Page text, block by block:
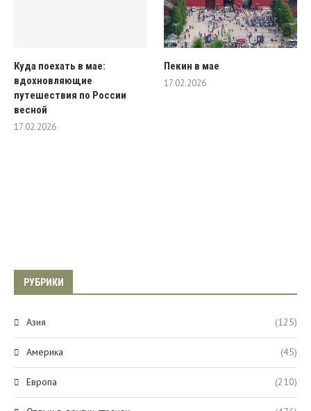
Куда поехать в мае:
вдохновляющие
путешествия по России
весной
17.02.2026
Пекин в мае
17.02.2026
РУБРИКИ
Азия (125)
Америка (45)
Европа (210)